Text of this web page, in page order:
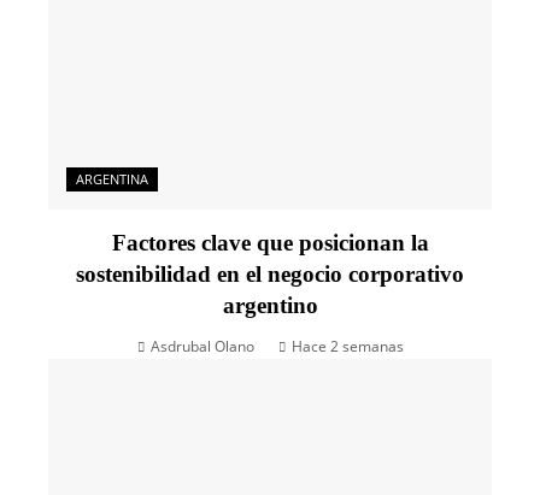
ARGENTINA
Factores clave que posicionan la
sostenibilidad en el negocio corporativo
argentino
Asdrubal Olano Hace 2 semanas